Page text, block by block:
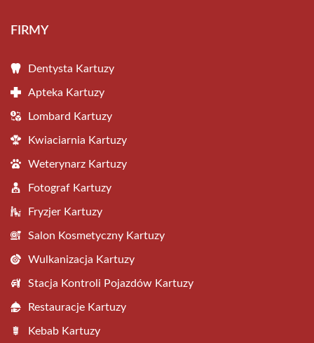
FIRMY
Dentysta Kartuzy
Apteka Kartuzy
Lombard Kartuzy
Kwiaciarnia Kartuzy
Weterynarz Kartuzy
Fotograf Kartuzy
Fryzjer Kartuzy
Salon Kosmetyczny Kartuzy
Wulkanizacja Kartuzy
Stacja Kontroli Pojazdów Kartuzy
Restauracje Kartuzy
Kebab Kartuzy